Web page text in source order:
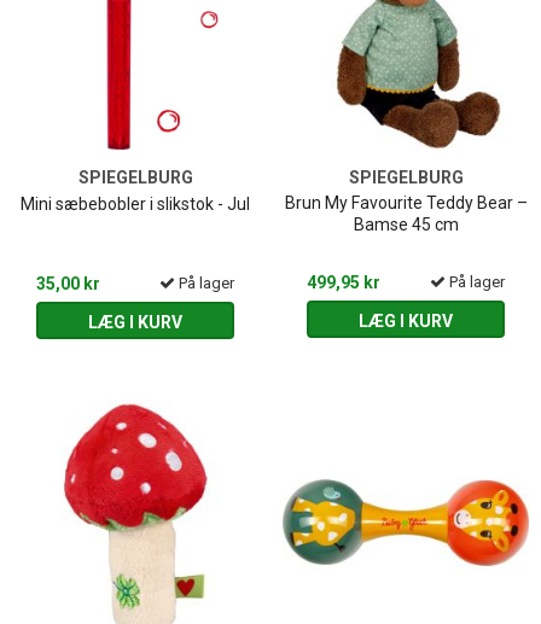
SPIEGELBURG
Mini sæbebobler i slikstok - Jul
35,00 kr På lager
LÆG I KURV
SPIEGELBURG
Brun My Favourite Teddy Bear –
Bamse 45 cm
499,95 kr På lager
LÆG I KURV